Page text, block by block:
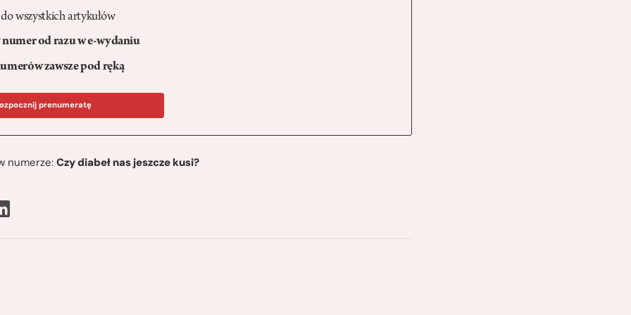
wszystkich artykułów
od razu w e-wydaniu
zawsze pod ręką
prenumeratę
numerze:Czy diabeł nas jeszcze kusi?